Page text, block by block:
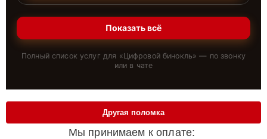
Показать всё
Полный список услуг для «Цифровой бинокль» — по звонку
или в чате
Мы принимаем к оплате:
Другая поломка